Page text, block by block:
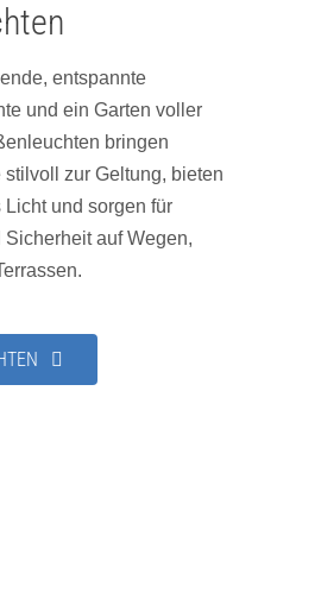
entspannte
und ein Garten voller
bringen
zur Geltung, bieten
und sorgen für
auf Wegen,